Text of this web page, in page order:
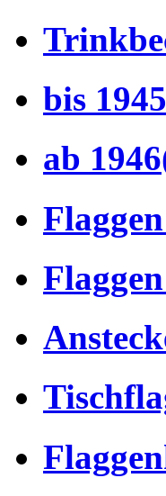
bis 1945
ab 1946